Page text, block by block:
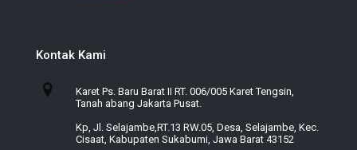
Kontak Kami
Karet Ps. Baru Barat II RT. 006/005 Karet Tengsin,
Tanah abang Jakarta Pusat.
Kp, Jl. Selajambe,RT.13 RW.05, Desa, Selajambe, Kec.
Cisaat, Kabupaten Sukabumi, Jawa Barat 43152